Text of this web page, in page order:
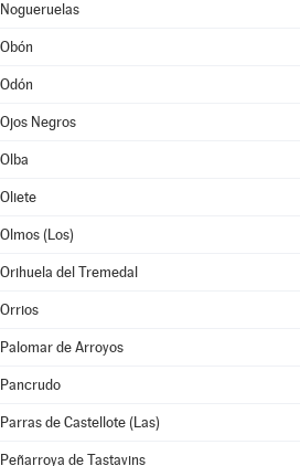
Nogueruelas
Obón
Odón
Ojos Negros
Olba
Oliete
Olmos (Los)
Orihuela del Tremedal
Orrios
Palomar de Arroyos
Pancrudo
Parras de Castellote (Las)
Peñarroya de Tastavins